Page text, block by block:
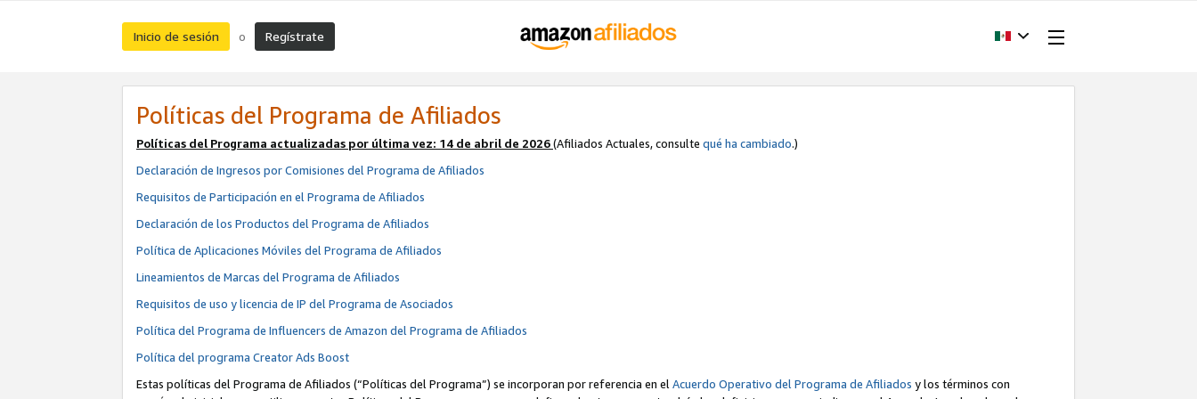
Inicio de sesión o Regístrate
Políticas del Programa de Afiliados
Políticas del Programa actualizadas por última vez: 14 de abril de 2026(Afiliados Actuales, consulte qué ha cambiado.)
Declaración de Ingresos por Comisiones del Programa de Afiliados
Requisitos de Participación en el Programa de Afiliados
Declaración de los Productos del Programa de Afiliados
Política de Aplicaciones Móviles del Programa de Afiliados
Lineamientos de Marcas del Programa de Afiliados
Requisitos de uso y licencia de IP del Programa de Asociados
Política del Programa de Influencers de Amazon del Programa de Afiliados
Política del programa Creator Ads Boost
Estas políticas del Programa de Afiliados (“Políticas del Programa”) se incorporan por referencia en elAcuerdo Operativo del Programa de Afiliados y los términos con